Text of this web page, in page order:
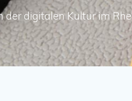
der digitalen Kultur im